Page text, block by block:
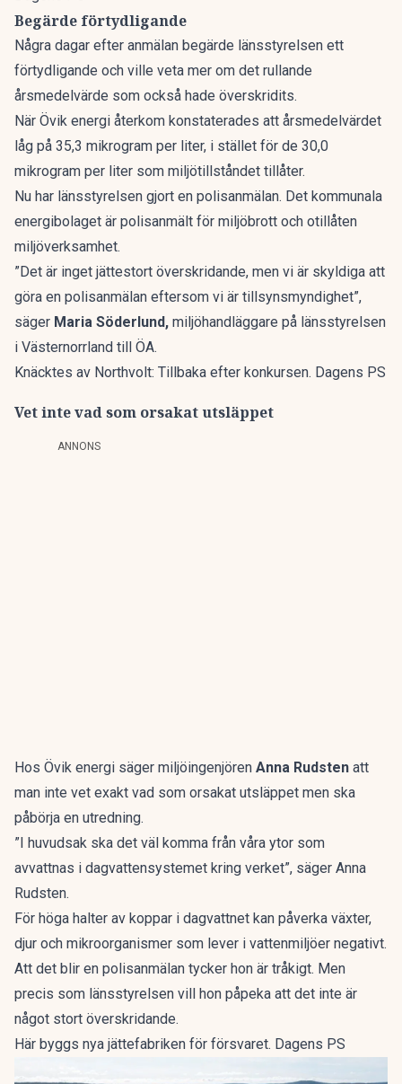
Begärde förtydligande
Några dagar efter anmälan begärde länsstyrelsen ett
förtydligande och ville veta mer om det rullande
årsmedelvärde som också hade överskridits.
När Övik energi återkom konstaterades att årsmedelvärdet
låg på 35,3 mikrogram per liter, i stället för de 30,0
mikrogram per liter som miljötillståndet tillåter.
Nu har länsstyrelsen gjort en polisanmälan. Det kommunala
energibolaget är polisanmält för miljöbrott och otillåten
miljöverksamhet.
”Det är inget jättestort överskridande, men vi är skyldiga att
göra en polisanmälan eftersom vi är tillsynsmyndighet”,
säger Maria Söderlund, miljöhandläggare på länsstyrelsen
i Västernorrland till ÖA.
Knäcktes av Northvolt: Tillbaka efter konkursen. Dagens PS
Vet inte vad som orsakat utsläppet
ANNONS
Hos Övik energi säger miljöingenjören Anna Rudsten att
man inte vet exakt vad som orsakat utsläppet men ska
påbörja en utredning.
”I huvudsak ska det väl komma från våra ytor som
avvattnas i dagvattensystemet kring verket”, säger Anna
Rudsten.
För höga halter av koppar i dagvattnet kan påverka växter,
djur och mikroorganismer som lever i vattenmiljöer negativt.
Att det blir en polisanmälan tycker hon är tråkigt. Men
precis som länsstyrelsen vill hon påpeka att det inte är
något stort överskridande.
Här byggs nya jättefabriken för försvaret. Dagens PS